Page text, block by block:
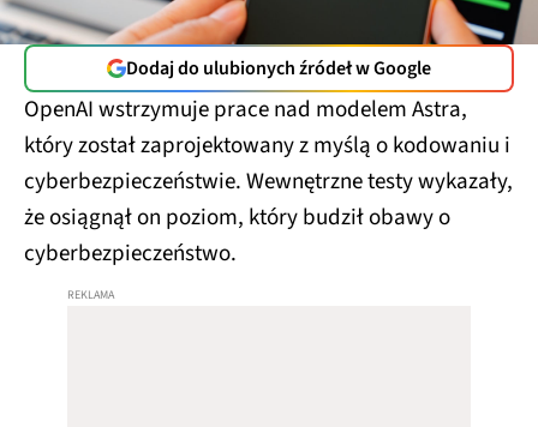
Dodaj do ulubionych źródeł w Google
OpenAI wstrzymuje prace nad modelem Astra,
który został zaprojektowany z myślą o kodowaniu i
cyberbezpieczeństwie. Wewnętrzne testy wykazały,
że osiągnął on poziom, który budził obawy o
cyberbezpieczeństwo.